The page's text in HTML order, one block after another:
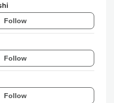
Follow
Follow
Follow